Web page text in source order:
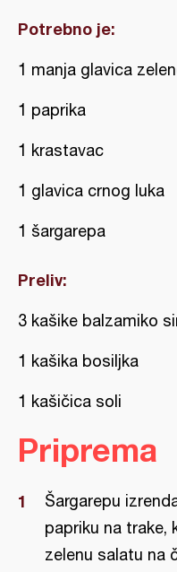
Potrebno je:
1 manja glavica
1 paprika
1 krastavac
1 glavica crnog luka
1 šargarepa
Preliv:
3 kašike balzamiko
1 kašika bosiljka
1 kašičica soli
Priprema
Šargarepu
papriku na trake,
zelenu salatu na